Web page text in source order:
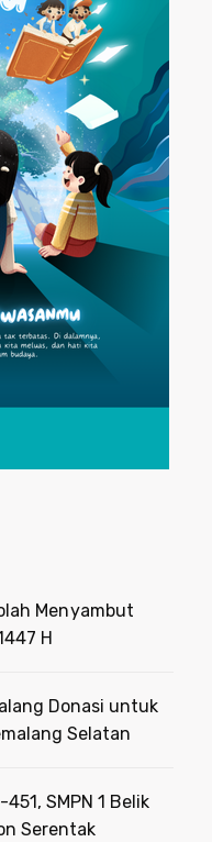
Menyambut
H
Donasi untuk
Selatan
SMPN 1 Belik
Serentak